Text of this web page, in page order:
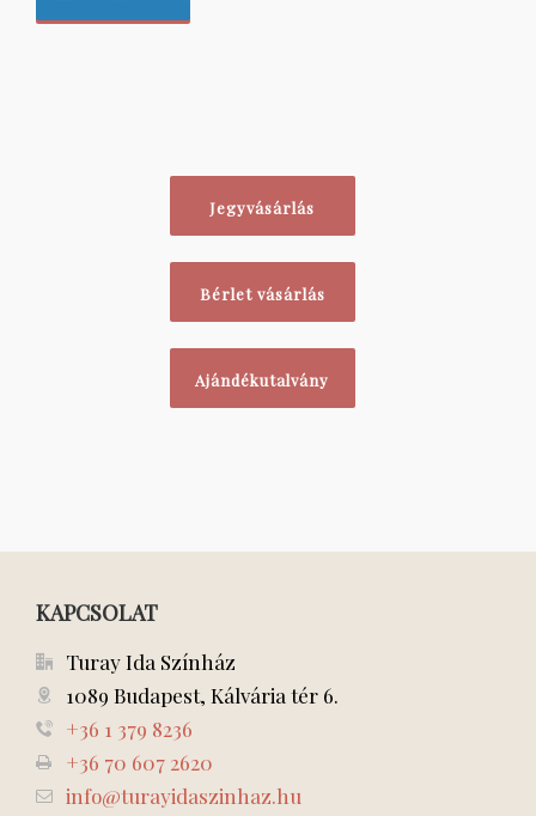
Jegyvásárlás
Bérlet vásárlás
Ajándékutalvány
KAPCSOLAT
Turay Ida Színház
1089 Budapest, Kálvária tér 6.
+36 1 379 8236
+36 70 607 2620
info@turayidaszinhaz.hu